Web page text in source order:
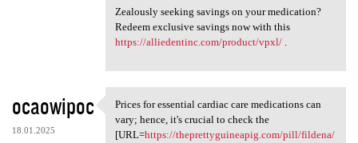
Zealously seeking savings on your medication?
Redeem exclusive savings now with this
https://alliedentinc.com/product/vpxl/.
ocaowipoc
18.01.2025
Prices for essential cardiac
Prices for essential cardiac care medications can
vary; hence, it's crucial to check the
[URL=https://theprettyguineapig.com/pill/fildena/